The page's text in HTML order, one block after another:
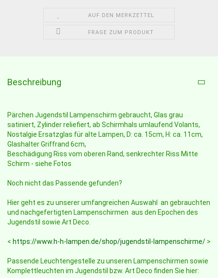
AUF DEN MERKZETTEL
FRAGE ZUM PRODUKT
Beschreibung
Pärchen Jugendstil Lampenschirm gebraucht, Glas grau
satiniert, Zylinder reliefiert, ab Schirmhals umlaufend Volants,
Nostalgie Ersatzglas für alte Lampen, D: ca. 15cm, H: ca. 11cm,
Glashalter Griffrand 6cm,
Beschädigung Riss vom oberen Rand, senkrechter Riss Mitte
Schirm - siehe Fotos
Noch nicht das Passende gefunden?
Hier geht es zu unserer umfangreichen Auswahl an gebrauchten
und nachgefertigten Lampenschirmen aus den Epochen des
Jugendstil sowie Art Deco.
< https://www.h-h-lampen.de/shop/jugendstil-lampenschirme/ >
Passende Leuchtengestelle zu unseren Lampenschirmen sowie
Komplettleuchten im Jugendstil bzw. Art Deco finden Sie hier: